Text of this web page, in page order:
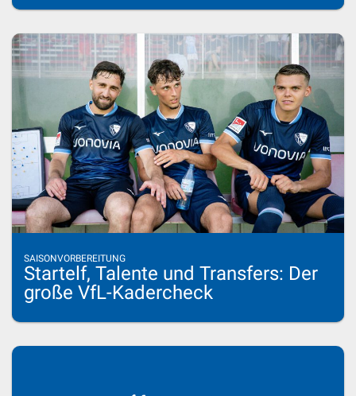
SAISONVORBEREITUNG
Startelf, Talente und Transfers: Der
große VfL-Kadercheck